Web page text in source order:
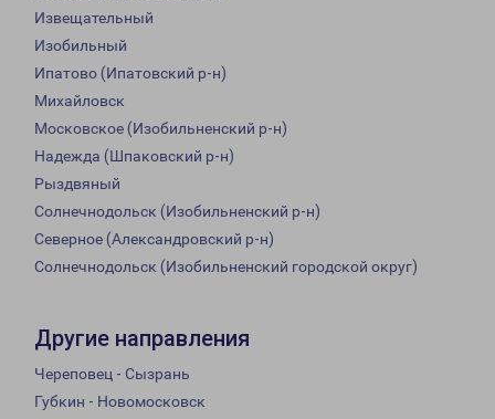
Извещательный
Изобильный
Ипатово (Ипатовский р-н)
Михайловск
Московское (Изобильненский р-н)
Надежда (Шпаковский р-н)
Рыздвяный
Солнечнодольск (Изобильненский р-н)
Северное (Александровский р-н)
Солнечнодольск (Изобильненский городской округ)
Другие направления
Череповец - Сызрань
Губкин - Новомосковск